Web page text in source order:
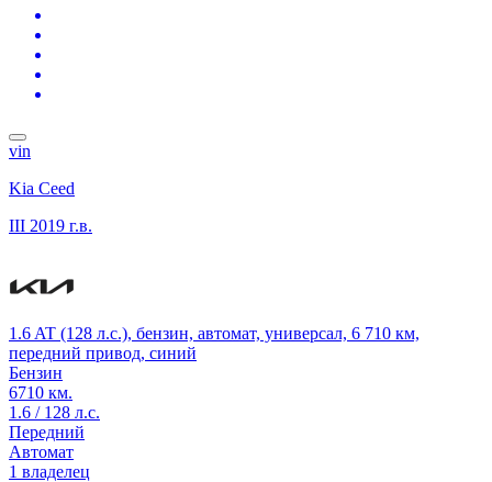
vin
Kia Ceed
III 2019 г.в.
1.6 AT (128 л.с.), бензин, автомат, универсал, 6 710 км,
передний привод, синий
Бензин
6710 км.
1.6 / 128 л.с.
Передний
Автомат
1 владелец